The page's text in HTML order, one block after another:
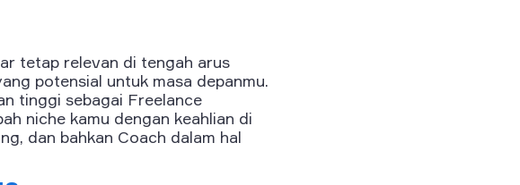
tetap relevan di tengah arus
potensial untuk masa depanmu.
tinggi sebagai Freelance
niche kamu dengan keahlian di
dan bahkan Coach dalam hal